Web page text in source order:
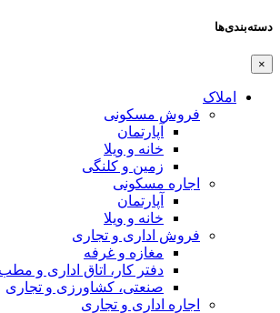
دسته‌بندی‌ها
×
املاک
فروش مسکونی
آپارتمان
خانه و ویلا
زمین و کلنگی
اجاره مسکونی
آپارتمان
خانه و ویلا
فروش اداری و تجاری
مغازه و غرفه
دفتر کار، اتاق اداری و مطب
صنعتی،‌ کشاورزی و تجاری
اجاره اداری و تجاری